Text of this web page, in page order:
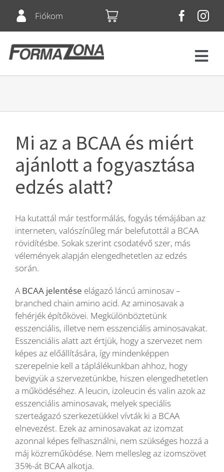
content
Fiókom
Csoportos órák
Squash
Árlista
Blog
Rólunk
Kapcsolat
Karrier
Mi az a BCAA és miért
ajánlott a fogyasztása
edzés alatt?
Ha kutattál már testformálás, fogyás témájában az
interneten, valószínűleg már belefutottál a BCAA
rövidítésbe. Sokak szerint csodatévő szer, más
vélemények alapján elengedhetetlen az edzés
során.
A BCAA jelentése elágazó láncú aminosav –
branched chain amino acid. Az aminosavak a
fehérjék építőkövei. Megkülönböztetünk
esszenciális, illetve nem esszenciális aminosavakat.
Esszenciális alatt azt értjük, hogy a szervezet nem
képes az előállítására, így mindenképpen
szerepelnie kell a táplálékunkban ahhoz, hogy
bevigyük a szervezetünkbe, hiszen elengedhetetlen
a működéséhez. A leucin, izoleucin és valin azok az
esszenciális aminosavak, melyek speciális
szerteágazó szerkezetükkel vívták ki a BCAA
elnevezést. Ezek az aminosavakat az izomzat
azonnal képes felhasználni, nem szükséges hozzá a
máj közreműködése. Nem mellesleg az izomszövet
35%-át BCAA alkotja.